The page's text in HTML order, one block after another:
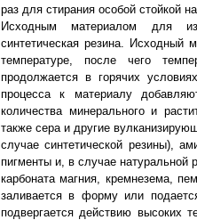
раз для стирания особой стойкой
Исходным материалом для
синтетическая резина. Исходный
температуре, после чего
продолжается в горячих
процесса к материалу
количества минерального и
также сера и другие
случае синтетической резины),
пигменты и, в случае натуральной
карбоната магния, кремнезема,
заливается в форму или
подвергается действию высоких